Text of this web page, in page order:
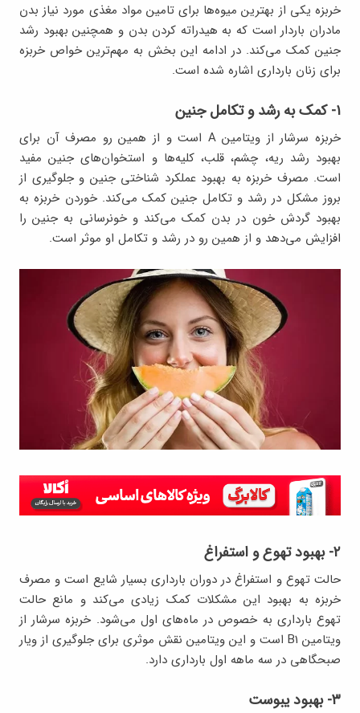
خربزه یکی از بهترین میوه‌ها برای تامین مواد مغذی مورد نیاز بدن
مادران باردار است که به هیدراته کردن بدن و همچنین بهبود رشد
جنین کمک می‌کند. در ادامه این بخش به مهم‌ترین خواص خربزه
برای زنان بارداری اشاره شده است.
۱- کمک به رشد و تکامل جنین
خربزه سرشار از ویتامین A است و از همین رو مصرف آن برای
بهبود رشد ریه، چشم، قلب، کلیه‌ها و استخوان‌های جنین مفید
است. مصرف خربزه به بهبود عملکرد شناختی جنین و جلوگیری از
بروز مشکل در رشد و تکامل جنین کمک می‌کند. خوردن خربزه به
بهبود گردش خون در بدن کمک می‌کند و خونرسانی به جنین را
افزایش می‌دهد و از همین رو در رشد و تکامل او موثر است.
۲- بهبود تهوع و استفراغ
حالت تهوع و استفراغ در دوران بارداری بسیار شایع است و مصرف
خربزه به بهبود این مشکلات کمک زیادی می‌کند و مانع حالت
تهوع بارداری به خصوص در ماه‌های اول می‌شود. خربزه سرشار از
ویتامین B1 است و این ویتامین نقش موثری برای جلوگیری از ویار
صبحگاهی در سه ماهه اول بارداری دارد.
۳- بهبود یبوست